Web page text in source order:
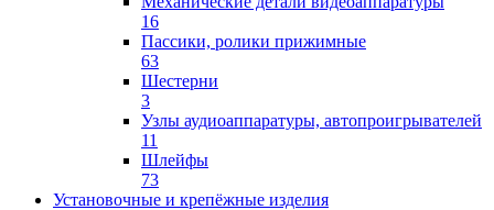
16
Пассики, ролики прижимные
63
Шестерни
3
Узлы аудиоаппаратуры, автопроигрывателей
11
Шлейфы
73
Установочные и крепёжные изделия